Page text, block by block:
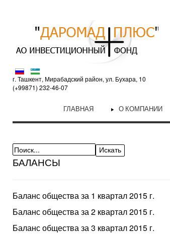
г. Ташкент, Мирабадский район, ул. Бухара, 10
(+99871) 232-46-07
ГЛАВНАЯ О КОМПАНИИ
БАЛАНСЫ
Баланс общества за 1 квартал 2015 г.
Баланс общества за 2 квартал 2015 г.
Баланс общества за 3 квартал 2015 г.